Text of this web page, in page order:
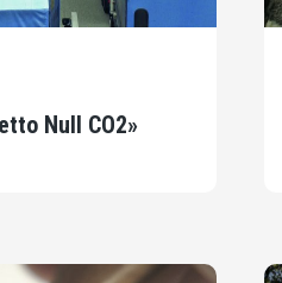
Null CO2»